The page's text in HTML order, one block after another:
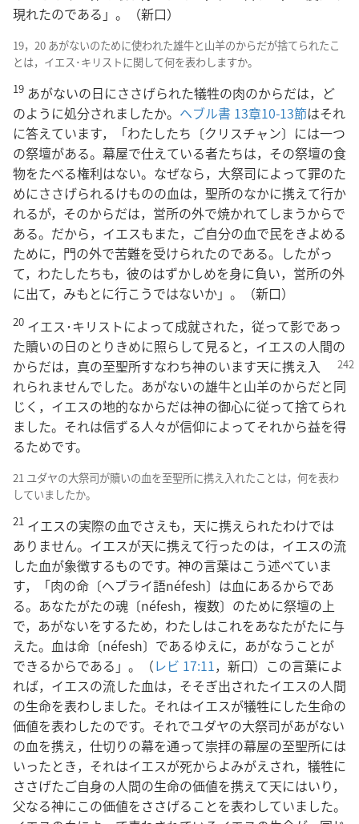
現れたのである」。（新口）
19，20 あがないのために使われた雄牛と山羊のからだが捨てられたこ
とは，イエス･キリストに関して何を表わしますか。
19 あがないの日にささげられた犠牲の肉のからだは，ど
のように処分されましたか。 ヘブル書 13章10-13節はそれ
に答えています，「わたしたち〔クリスチャン〕には一つ
の祭壇がある。幕屋で仕えている者たちは，その祭壇の食
物をたべる権利はない。なぜなら，大祭司によって罪のた
めにささげられるけものの血は，聖所のなかに携えて行か
れるが，そのからだは，営所の外で焼かれてしまうからで
ある。だから，イエスもまた，ご自分の血で民をきよめる
ために，門の外で苦難を受けられたのである。したがっ
て，わたしたちも，彼のはずかしめを身に負い，営所の外
に出て，みもとに行こうではないか」。（新口）
20 イエス･キリストによって成就された，従って影であっ
た贖いの日のとりきめに照らして見ると，イエスの人間の
からだは，真の至聖所すなわち神のいます天に携え入
れられませんでした。あがないの雄牛と山羊のからだと同
じく，イエスの地的なからだは神の御心に従って捨てられ
ました。それは信ずる人々が信仰によってそれから益を得
るためです。
21 ユダヤの大祭司が贖いの血を至聖所に携え入れたことは，何を表わ
していましたか。
21 イエスの実際の血でさえも，天に携えられたわけでは
ありません。イエスが天に携えて行ったのは，イエスの流
した血が象徴するものです。神の言葉はこう述べていま
す，「肉の命〔ヘブライ語néfesh〕は血にあるからであ
る。あなたがたの魂〔néfesh，複数〕のために祭壇の上
で，あがないをするため，わたしはこれをあなたがたに与
えた。血は命〔néfesh〕であるゆえに，あがなうことが
できるからである」。（レビ 17:11 ，新口）この言葉によ
れば，イエスの流した血は，そそぎ出されたイエスの人間
の生命を表わしました。それはイエスが犠牲にした生命の
価値を表わしたのです。それでユダヤの大祭司があがない
の血を携え，仕切りの幕を通って崇拝の幕屋の至聖所には
いったとき，それはイエスが死からよみがえされ，犠牲に
ささげたご自身の人間の生命の価値を携えて天にはいり，
父なる神にこの価値をささげることを表わしていました。